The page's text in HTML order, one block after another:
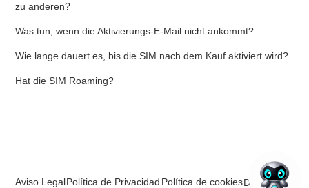
zu anderen?
Was tun, wenn die Aktivierungs-E-Mail nicht ankommt?
Wie lange dauert es, bis die SIM nach dem Kauf aktiviert wird?
Hat die SIM Roaming?
Aviso LegalPolítica de Privacidad Política de cookiesDeutsch